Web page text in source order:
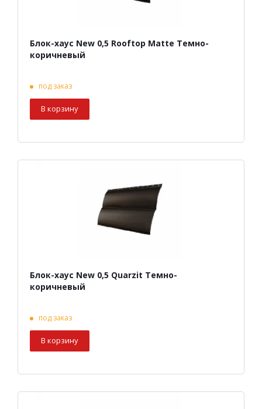
Блок-хаус New 0,5 Rooftop Matte Темно-
коричневый
под заказ
В корзину
Блок-хаус New 0,5 Quarzit Темно-
коричневый
под заказ
В корзину